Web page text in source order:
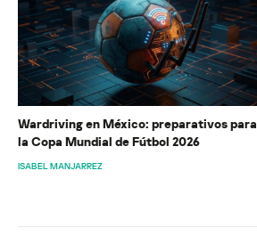
Wardriving en México: preparativos para
la Copa Mundial de Fútbol 2026
ISABEL MANJARREZ